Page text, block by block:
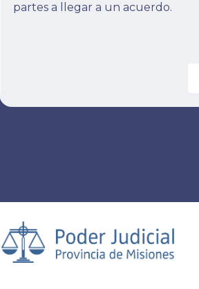
partes a llegar a un acuerdo.